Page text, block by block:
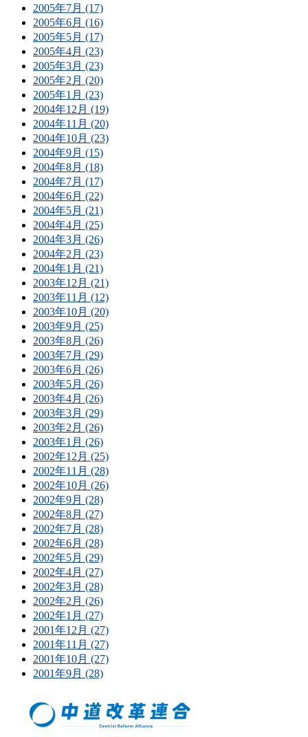
2005年7月 (17)
2005年6月 (16)
2005年5月 (17)
2005年4月 (23)
2005年3月 (23)
2005年2月 (20)
2005年1月 (23)
2004年12月 (19)
2004年11月 (20)
2004年10月 (23)
2004年9月 (15)
2004年8月 (18)
2004年7月 (17)
2004年6月 (22)
2004年5月 (21)
2004年4月 (25)
2004年3月 (26)
2004年2月 (23)
2004年1月 (21)
2003年12月 (21)
2003年11月 (12)
2003年10月 (20)
2003年9月 (25)
2003年8月 (26)
2003年7月 (29)
2003年6月 (26)
2003年5月 (26)
2003年4月 (26)
2003年3月 (29)
2003年2月 (26)
2003年1月 (26)
2002年12月 (25)
2002年11月 (28)
2002年10月 (26)
2002年9月 (28)
2002年8月 (27)
2002年7月 (28)
2002年6月 (28)
2002年5月 (29)
2002年4月 (27)
2002年3月 (28)
2002年2月 (26)
2002年1月 (27)
2001年12月 (27)
2001年11月 (27)
2001年10月 (27)
2001年9月 (28)